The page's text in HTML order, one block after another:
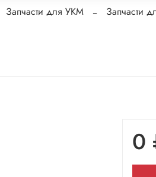
Запчасти для УКМ Запчасти
0